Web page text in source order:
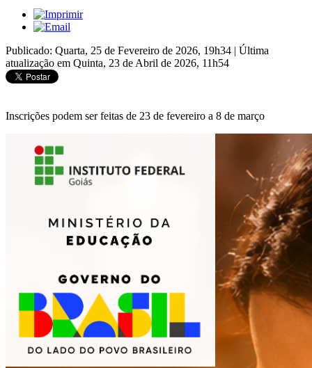
Publicado: Quarta, 25 de Fevereiro de 2026, 19h34 | Última
atualização em Quinta, 23 de Abril de 2026, 11h54
Inscrições podem ser feitas de 23 de fevereiro a 8 de março